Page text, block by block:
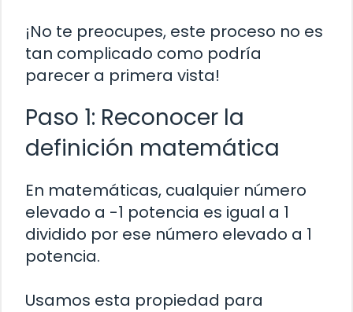
¡No te preocupes, este proceso no es
tan complicado como podría
parecer a primera vista!
Paso 1: Reconocer la
definición matemática
En matemáticas, cualquier número
elevado a -1 potencia es igual a 1
dividido por ese número elevado a 1
potencia.
Usamos esta propiedad para